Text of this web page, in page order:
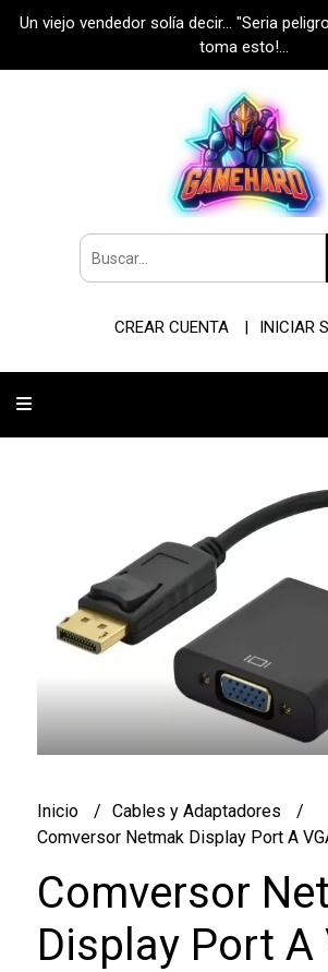
Un viejo vendedor solía decir... "Seria
toma esto!...
CREAR CUENTA INICIAR
Inicio
Cables y Adaptadores
Comversor Netmak Display Port A
Comversor
Display Port A